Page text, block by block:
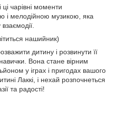
ці чарівні моменти
і мелодійною музикою, яка
нашийник)
дитину і розвинути її
Вона стане вірним
у іграх і пригодах вашого
Лаккі, і нехай розпочнеться
та радості!